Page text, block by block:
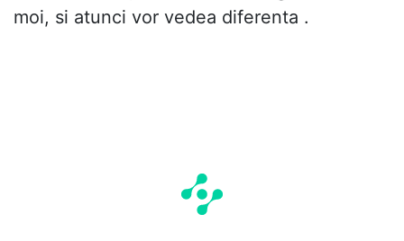
moi, si atunci vor vedea diferenta .